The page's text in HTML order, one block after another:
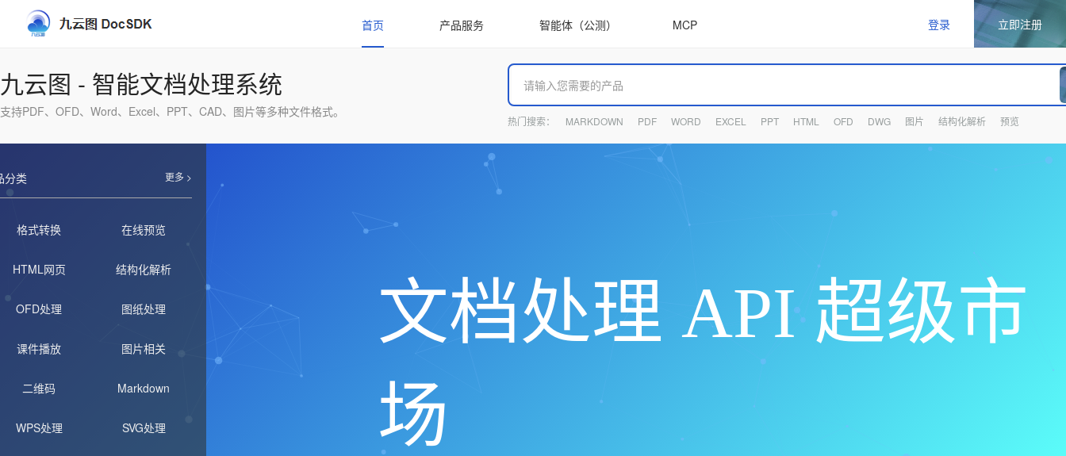
首页 产品服务 智能体（公测） MCP 登录 立即注册
九云图 - 智能文档处理系统
支持PDF、OFD、Word、Excel、PPT、CAD、图片等多种文件格式。
热门搜索： MARKDOWN PDF WORD EXCEL PPT HTML OFD DWG 图片 结构化解析 预览
文档处理 API 超级市
场
分类 更多 >
格式转换 在线预览
HTML网页 结构化解析
OFD处理 图纸处理
课件播放 图片相关
二维码 Markdown
WPS处理 SVG处理